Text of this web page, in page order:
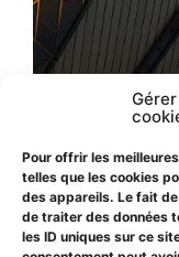
Pour offrir les
telles que les cookies
des appareils. Le fait
de traiter des données
les ID uniques sur ce